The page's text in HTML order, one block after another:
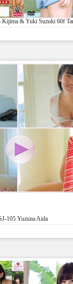
& Yuki Suzuki 60f
105 Yuzuna Aida